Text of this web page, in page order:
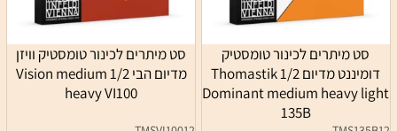
סט מיתרים לכינור טומסטיק
דומיננט מדיום 1/2 Thomastik
Dominant medium heavy light
135B
סט מיתרים לכינור טומסטיק וויזן
מדיום הבי 1/2 Vision medium
heavy VI100